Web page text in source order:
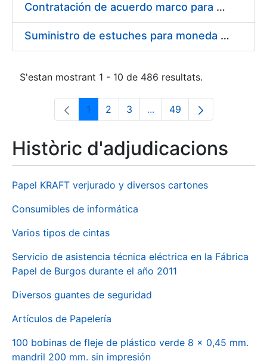
Contratación de acuerdo marco para el Suministro de Material de Electricidad para la Fábrica Nacional de Moneda y Timbre-Real Casa de la Moneda en su centro de trabajo de Burgos
Suministro de estuches para moneda de 30 €
S'estan mostrant 1 - 10 de 486 resultats.
Pàgina
1 Pàgina
2 Pàgina
3 ...Pàgines intermèdies
Pàgina
49
Històric d'adjudicacions
Papel KRAFT verjurado y diversos cartones
Consumibles de informática
Varios tipos de cintas
Servicio de asistencia técnica eléctrica en la Fábrica
Papel de Burgos durante el año 2011
Diversos guantes de seguridad
Artículos de Papelería
100 bobinas de fleje de plástico verde 8 x 0,45 mm.
mandril 200 mm. sin impresión